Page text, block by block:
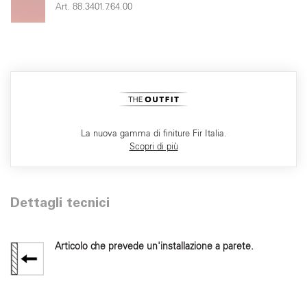
Art. 88.3401.7.64.00
La nuova gamma di finiture Fir Italia.
Scopri di più
Dettagli tecnici
Articolo che prevede un'installazione a parete.